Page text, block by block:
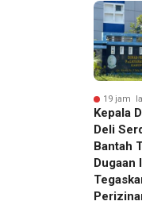
19 jam
Kepala
Deli
Bantah
Dugaan